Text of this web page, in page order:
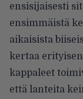
ensisijaisesti
ensimmäistä
aikaisista
kertaa
kappaleet
että lanteita